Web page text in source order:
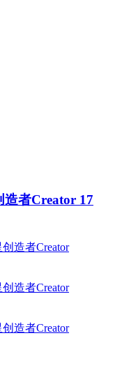
者Creator 17